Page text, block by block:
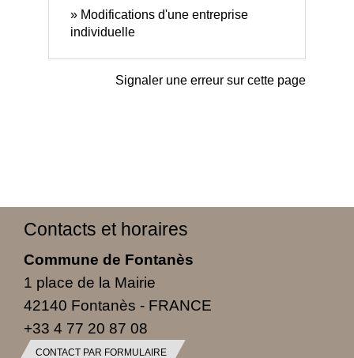
Modifications d'une entreprise
individuelle
Signaler une erreur sur cette page
Contacts et horaires
Commune de Fontanès
1 place de la Mairie
42140 Fontanès - FRANCE
+33 4 77 20 87 08
CONTACT PAR FORMULAIRE